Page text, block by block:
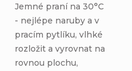
Jemné praní na 30°C
- nejlépe naruby a v
pracím pytlíku, vlhké
rozložit a vyrovnat na
rovnou plochu,